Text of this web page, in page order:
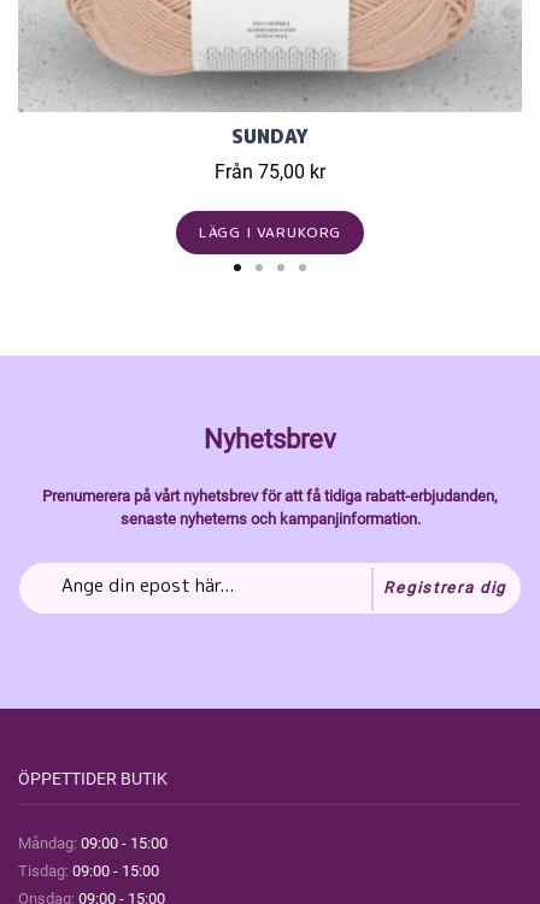
SUNDAY
Från 75,00 kr
LÄGG I VARUKORG
Nyhetsbrev
Prenumerera på vårt nyhetsbrev för att få tidiga rabatt-erbjudanden,
senaste nyheterns och kampanjinformation.
Registrera dig
ÖPPETTIDER BUTIK
Måndag: 09:00 - 15:00
Tisdag: 09:00 - 15:00
Onsdag: 09:00 - 15:00